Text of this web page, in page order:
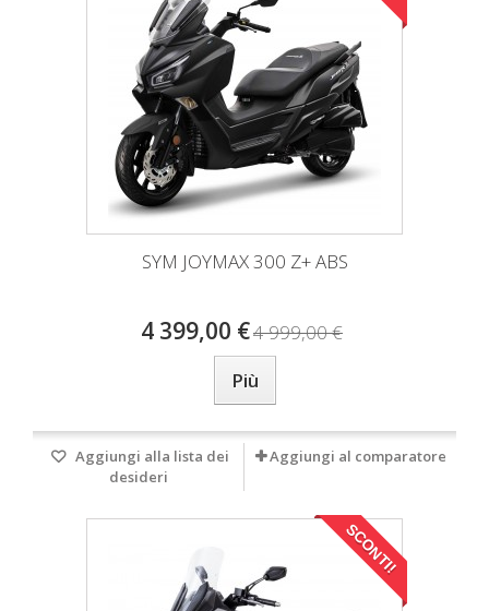
SYM JOYMAX 300 Z+ ABS
4 399,00 €4 999,00 €
Più
Aggiungi alla lista dei
desideri
Aggiungi al comparatore
SCONTI!